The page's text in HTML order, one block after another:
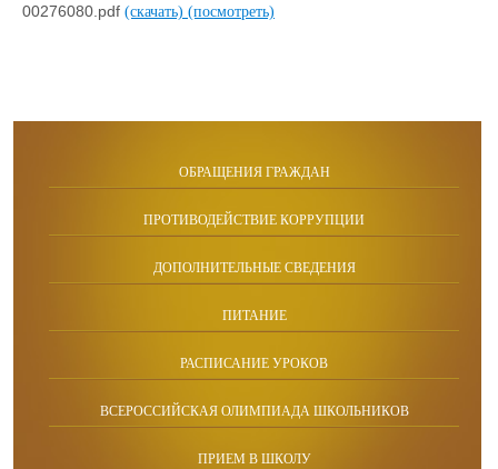
00276080.pdf (скачать) (посмотреть)
ОБРАЩЕНИЯ ГРАЖДАН
ПРОТИВОДЕЙСТВИЕ КОРРУПЦИИ
ДОПОЛНИТЕЛЬНЫЕ СВЕДЕНИЯ
ПИТАНИЕ
РАСПИСАНИЕ УРОКОВ
ВСЕРОССИЙСКАЯ ОЛИМПИАДА ШКОЛЬНИКОВ
ПРИЕМ В ШКОЛУ